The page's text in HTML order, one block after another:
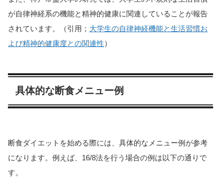
が自律神経系の機能と精神的健康に関連していることが報告
されています。（引用； 大学生の自律神経機能と生活習慣お
よび精神的健康度との関連性）
具体的な断食メニュー例
断食ダイエットを始める際には、具体的なメニュー例が参考
になります。例えば、16/8法を行う場合の例は以下の通りで
す。